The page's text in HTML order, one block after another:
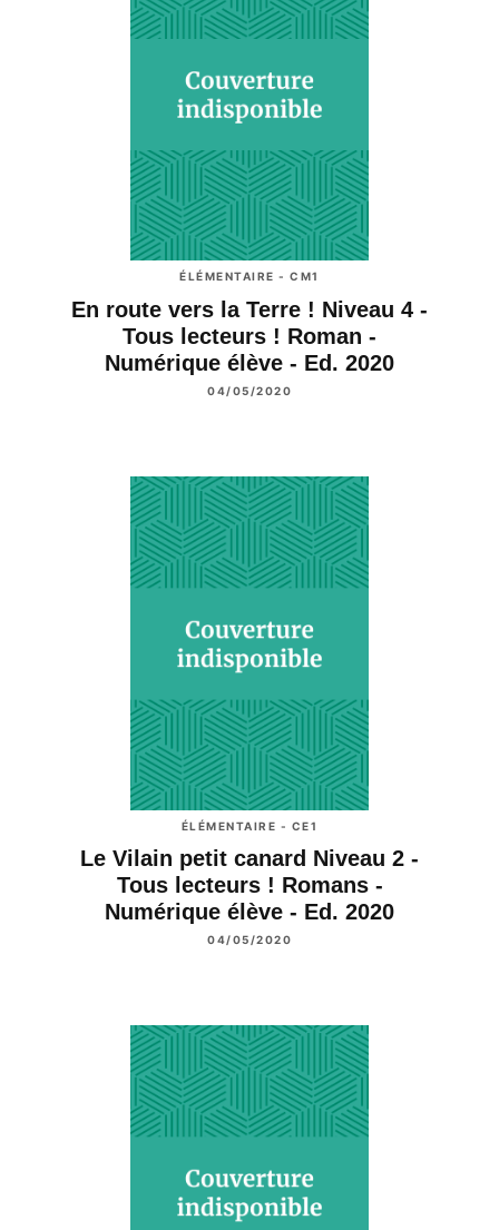
ÉLÉMENTAIRE - CM1
En route vers la Terre ! Niveau 4 -
Tous lecteurs ! Roman -
Numérique élève - Ed. 2020
04/05/2020
ÉLÉMENTAIRE - CE1
Le Vilain petit canard Niveau 2 -
Tous lecteurs ! Romans -
Numérique élève - Ed. 2020
04/05/2020